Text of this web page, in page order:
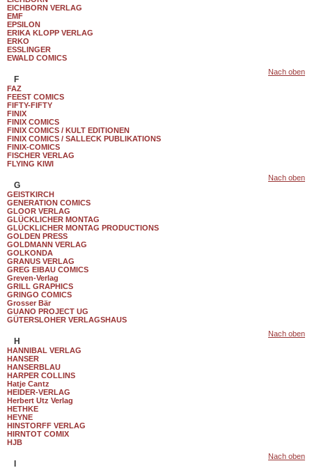
EICHBORN VERLAG
EMF
EPSILON
ERIKA KLOPP VERLAG
ERKO
ESSLINGER
EWALD COMICS
Nach oben
F
FAZ
FEEST COMICS
FIFTY-FIFTY
FINIX
FINIX COMICS
FINIX COMICS / KULT EDITIONEN
FINIX COMICS / SALLECK PUBLIKATIONS
FINIX-COMICS
FISCHER VERLAG
FLYING KIWI
Nach oben
G
GEISTKIRCH
GENERATION COMICS
GLOOR VERLAG
GLÜCKLICHER MONTAG
GLÜCKLICHER MONTAG PRODUCTIONS
GOLDEN PRESS
GOLDMANN VERLAG
GOLKONDA
GRANUS VERLAG
GREG EIBAU COMICS
Greven-Verlag
GRILL GRAPHICS
GRINGO COMICS
Grosser Bär
GUANO PROJECT UG
GÜTERSLOHER VERLAGSHAUS
Nach oben
H
HANNIBAL VERLAG
HANSER
HANSERBLAU
HARPER COLLINS
Hatje Cantz
HEIDER-VERLAG
Herbert Utz Verlag
HETHKE
HEYNE
HINSTORFF VERLAG
HIRNTOT COMIX
HJB
Nach oben